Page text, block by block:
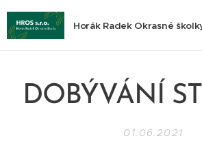
Horák Radek Okrasné
DOBÝVÁNÍ
01.06.2021